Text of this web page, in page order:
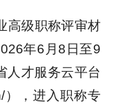
高级职称评审材
年6月8日至9
人才服务云平台
），进入职称专